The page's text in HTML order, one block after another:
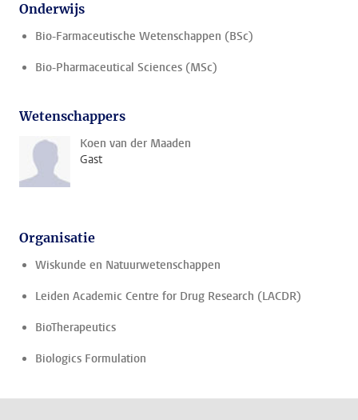
Onderwijs
Bio-Farmaceutische Wetenschappen (BSc)
Bio-Pharmaceutical Sciences (MSc)
Wetenschappers
Koen van der Maaden
Gast
Organisatie
Wiskunde en Natuurwetenschappen
Leiden Academic Centre for Drug Research (LACDR)
BioTherapeutics
Biologics Formulation